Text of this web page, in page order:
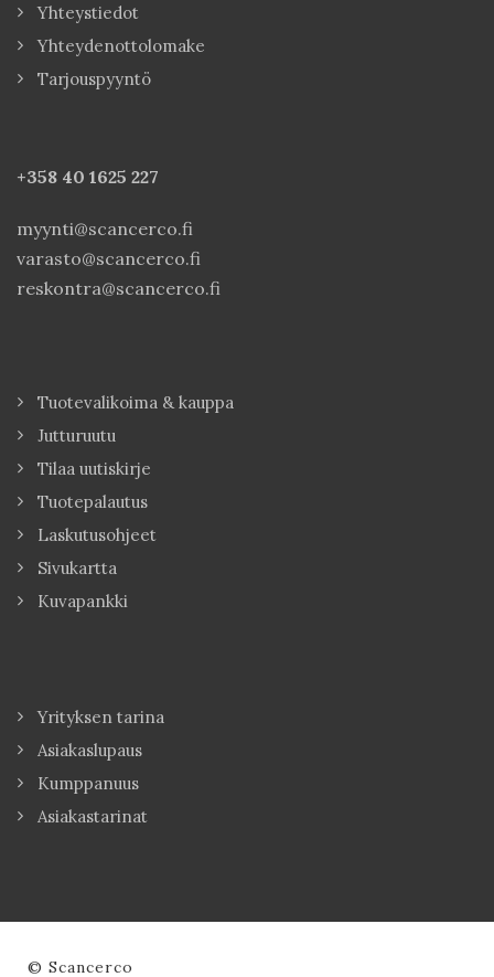
Yhteystiedot
Yhteydenottolomake
Tarjouspyyntö
+358 40 1625 227
myynti@scancerco.fi
varasto@scancerco.fi
reskontra@scancerco.fi
Tuotevalikoima & kauppa
Jutturuutu
Tilaa uutiskirje
Tuotepalautus
Laskutusohjeet
Sivukartta
Kuvapankki
Yrityksen tarina
Asiakaslupaus
Kumppanuus
Asiakastarinat
© Scancerco